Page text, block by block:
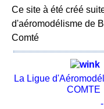
Ce site à été créé
d'aéromodélisme de
Comté
La Ligue
COMTE
- 21